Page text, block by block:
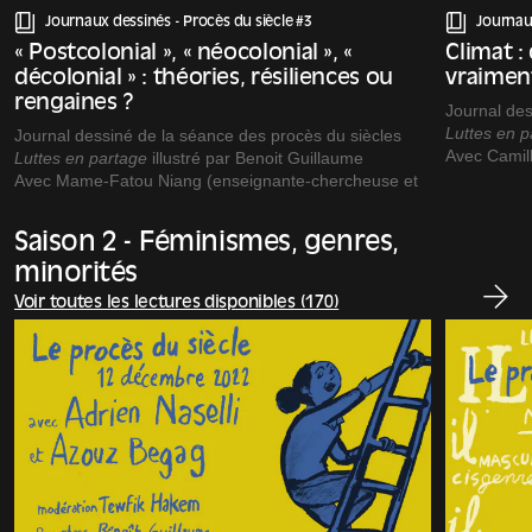
Journaux dessinés - Procès du siècle #3
« Postcolonial », « néocolonial », «
décolonial » : théories, résiliences ou
rengaines ?
Journal dessiné de la séance des procès du siècles
Luttes en partage illustré par Benoit Guillaume
Avec Mame-Fatou Niang (enseignante-chercheuse et
Modération : Nora Hamadi
Avec la participation d’Hélia Paukner, conservatrice du
patrimoine, responsable du pôle Art contemporain au
Mucem.
Climat :
Journal
Luttes en
Avec
Saison 2 - Féminismes, genres,
minorités
Voir toutes les lectures disponibles (170)